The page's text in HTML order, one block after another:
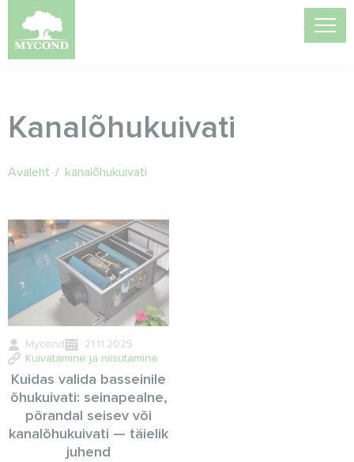
Kanalõhukuivati
Avaleht / kanalõhukuivati
Mycond
21.11.2025
Kuivatamine ja niisutamine
Kuidas valida basseinile
õhukuivati: seinapealne,
põrandal seisev või
kanalõhukuivati — täielik
juhend